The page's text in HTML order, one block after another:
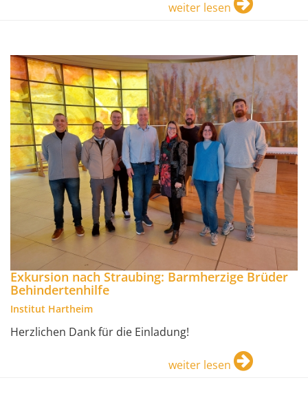
weiter lesen
Exkursion nach Straubing: Barmherzige Brüder
Behindertenhilfe
Institut Hartheim
Herzlichen Dank für die Einladung!
weiter lesen